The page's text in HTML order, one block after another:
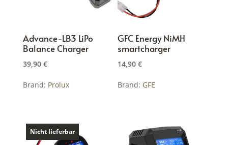
Advance-LB3 LiPo
Balance Charger
39,90 €
Brand: Prolux
GFC Energy NiMH
smartcharger
14,90€
Brand: GFE
Nicht lieferbar